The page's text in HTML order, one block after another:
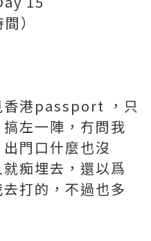
）
香港passport ，只
左一陣，冇問我
門口什麼也沒
痴埋去，還以爲
打的，不過也多